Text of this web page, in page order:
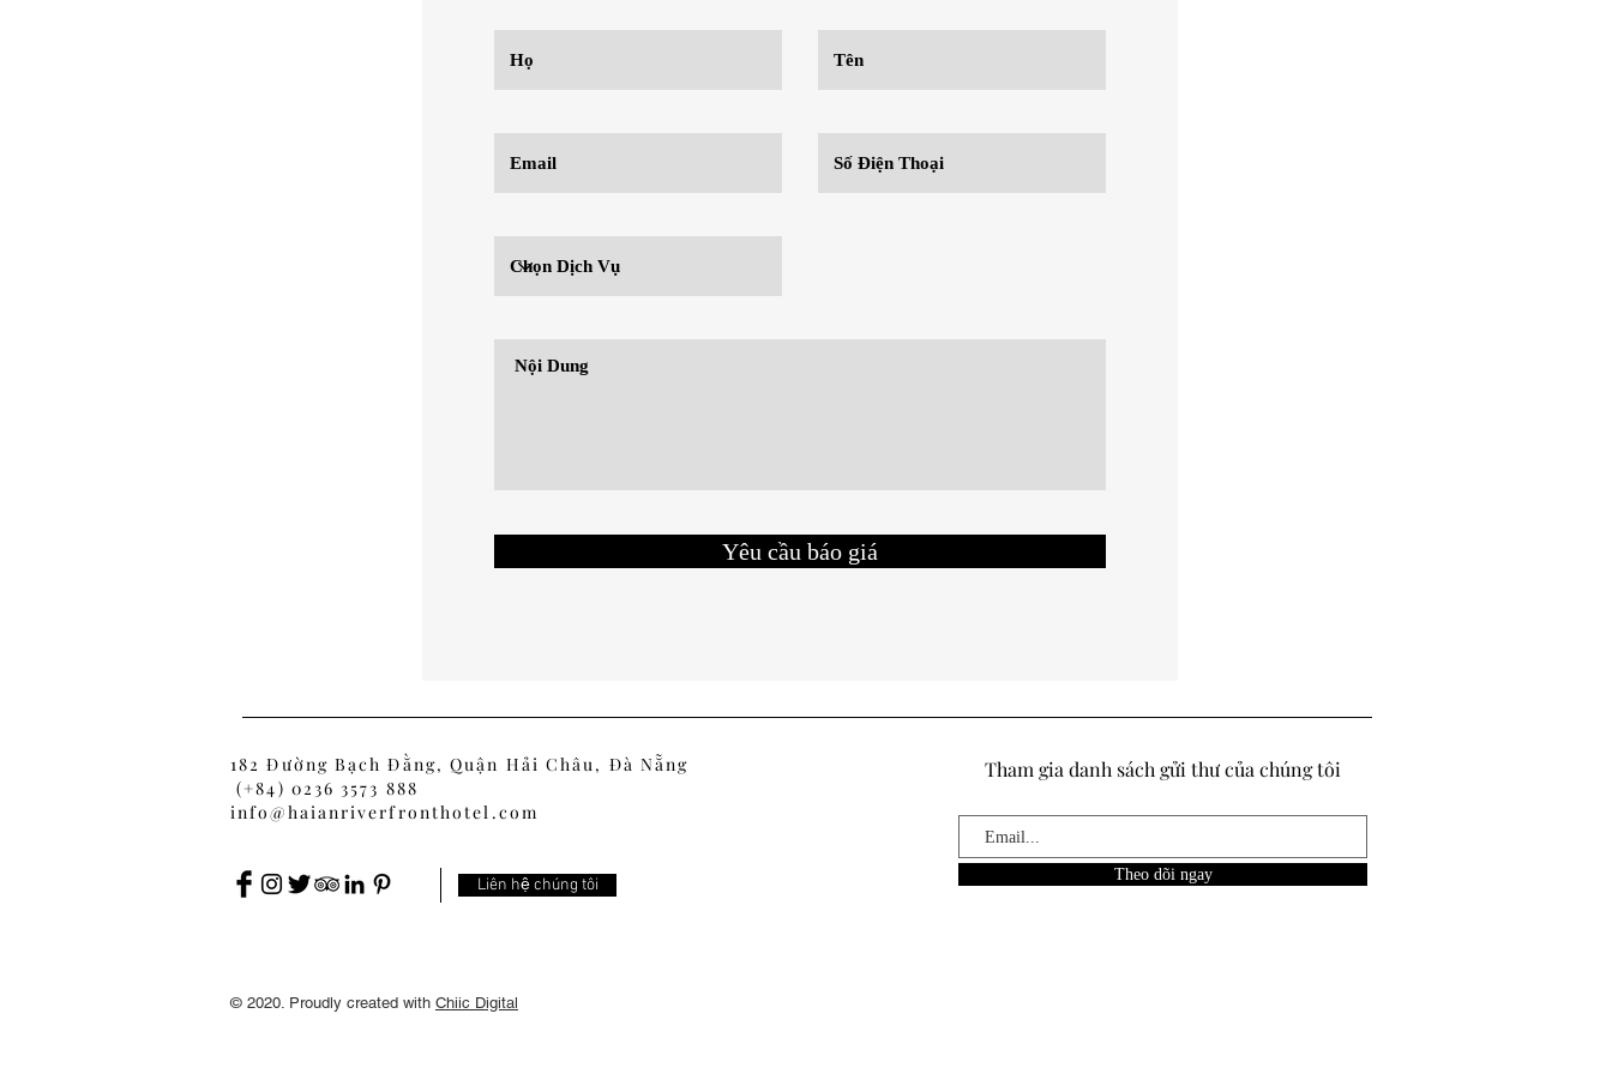
Yêu cầu báo giá
182 Đường Bạch Đằng, Quận Hải Châu, Đà Nẵng
(+84) 0236 3573 888
info@haianriverfronthotel.com
Liên hệ chúng tôi
Tham gia danh sách gửi thư của chúng tôi
Theo dõi ngay
© 2020. Proudly created with Chiic Digital